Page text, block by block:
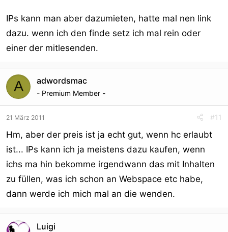
IPs kann man aber dazumieten, hatte mal nen link
dazu. wenn ich den finde setz ich mal rein oder
einer der mitlesenden.
A adwordsmac
- Premium Member -
21 März 2011 #11
Hm, aber der preis ist ja echt gut, wenn hc erlaubt
ist... IPs kann ich ja meistens dazu kaufen, wenn
ichs ma hin bekomme irgendwann das mit Inhalten
zu füllen, was ich schon an Webspace etc habe,
dann werde ich mich mal an die wenden.
Luigi